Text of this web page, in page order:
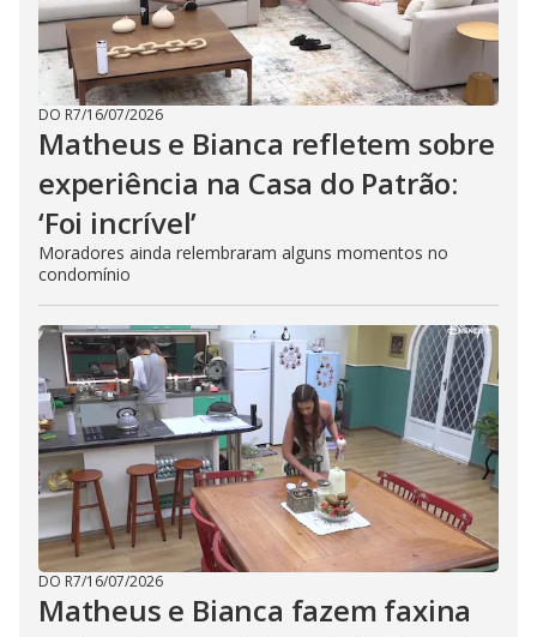
DO R7/16/07/2026
Matheus e Bianca refletem sobre
experiência na Casa do Patrão:
‘Foi incrível’
Moradores ainda relembraram alguns momentos no
condomínio
DO R7/16/07/2026
Matheus e Bianca fazem faxina